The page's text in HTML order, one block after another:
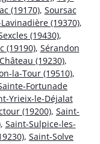
(19170), Soursac
(19370),
(19430),
(19190), Sérandon
(19230),
la-Tour (19510),
Fortunade
Yrieix-le-Déjalat
(19200), Saint-
, Saint-Sulpice-les-
, Saint-Solve